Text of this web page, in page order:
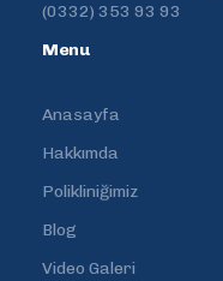
(0332) 353 93 93
Menu
Anasayfa
Hakkımda
Polikliniğimiz
Blog
Video Galeri